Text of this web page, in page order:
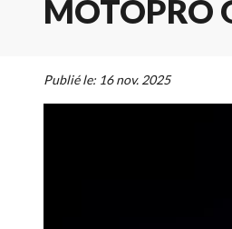
MOTOPRO
Publié le: 16 nov. 2025